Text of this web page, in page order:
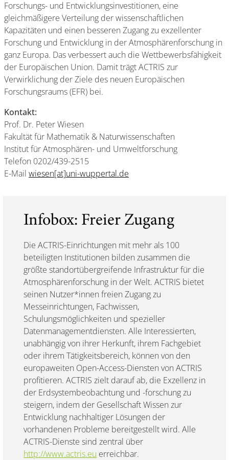
Forschungs- und Entwicklungsinvestitionen, eine
gleichmäßigere Verteilung der wissenschaftlichen
Kapazitäten und einen besseren Zugang zu exzellenter
Forschung und Entwicklung in der Atmosphärenforschung in
ganz Europa. Das verbessert auch die Wettbewerbsfähigkeit
der Europäischen Union. Damit trägt ACTRIS zur
Verwirklichung der Ziele des neuen Europäischen
Forschungsraums (EFR) bei.
Kontakt:
Prof. Dr. Peter Wiesen
Fakultät für Mathematik & Naturwissenschaften
Institut für Atmosphären- und Umweltforschung
Telefon 0202/439-2515
E-Mail wiesen[at]uni-wuppertal.de
Infobox: Freier Zugang
Die ACTRIS-Einrichtungen mit mehr als 100
beteiligten Institutionen bilden zusammen die
größte standortübergreifende Infrastruktur für die
Atmosphärenforschung in der Welt. ACTRIS bietet
seinen Nutzer*innen freien Zugang zu
Messeinrichtungen, Fachwissen,
Schulungsmöglichkeiten und spezieller
Datenmanagementdiensten. Alle Interessierten,
unabhängig von ihrer Herkunft, ihrem Fachgebiet
oder ihrem Tätigkeitsbereich, können von den
europaweiten Open-Access-Diensten von ACTRIS
profitieren. ACTRIS zielt darauf ab, die Exzellenz in
der Erdsystembeobachtung und -forschung zu
steigern, indem der Gesellschaft Wissen zur
Entwicklung nachhaltiger Lösungen der
vorhandenen Probleme bereitgestellt wird. Alle
ACTRIS-Dienste sind zentral über
http://www.actris.eu erreichbar.